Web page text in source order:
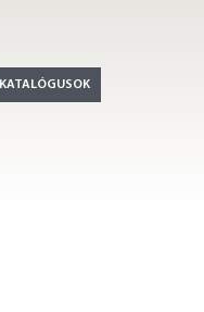
KATALÓGUSOK